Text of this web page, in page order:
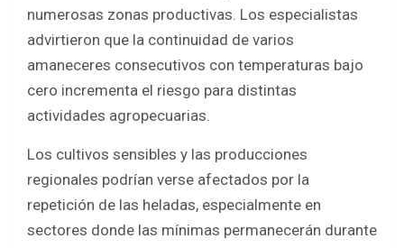
numerosas zonas productivas. Los especialistas
advirtieron que la continuidad de varios
amaneceres consecutivos con temperaturas bajo
cero incrementa el riesgo para distintas
actividades agropecuarias.
Los cultivos sensibles y las producciones
regionales podrían verse afectados por la
repetición de las heladas, especialmente en
sectores donde las mínimas permanecerán durante